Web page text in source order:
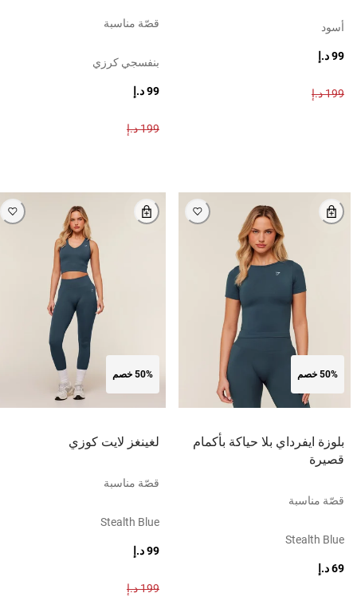
أسود
99 د.إ
199 د.إ
قصّة مناسبة
بنفسجي كرزي
99 د.إ
199 د.إ
50% خصم
بلوزة ايفرداي بلا حياكة بأكمام
قصيرة
قصّة مناسبة
Stealth Blue
69 د.إ
50% خصم
لغينغز لايت كوزي
قصّة مناسبة
Stealth Blue
99 د.إ
199 د.إ